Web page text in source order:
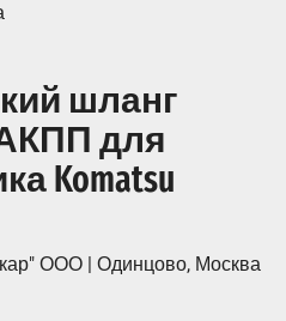
шланг
для
Komatsu
ООО | Одинцово, Москва